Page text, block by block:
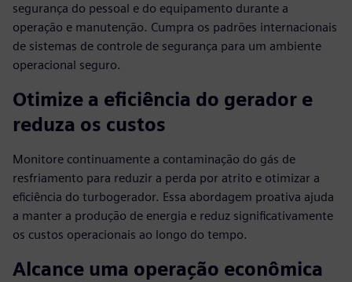
segurança do pessoal e do equipamento durante a
operação e manutenção. Cumpra os padrões internacionais
de sistemas de controle de segurança para um ambiente
operacional seguro.
Otimize a eficiência do gerador e
reduza os custos
Monitore continuamente a contaminação do gás de
resfriamento para reduzir a perda por atrito e otimizar a
eficiência do turbogerador. Essa abordagem proativa ajuda
a manter a produção de energia e reduz significativamente
os custos operacionais ao longo do tempo.
Alcance uma operação econômica